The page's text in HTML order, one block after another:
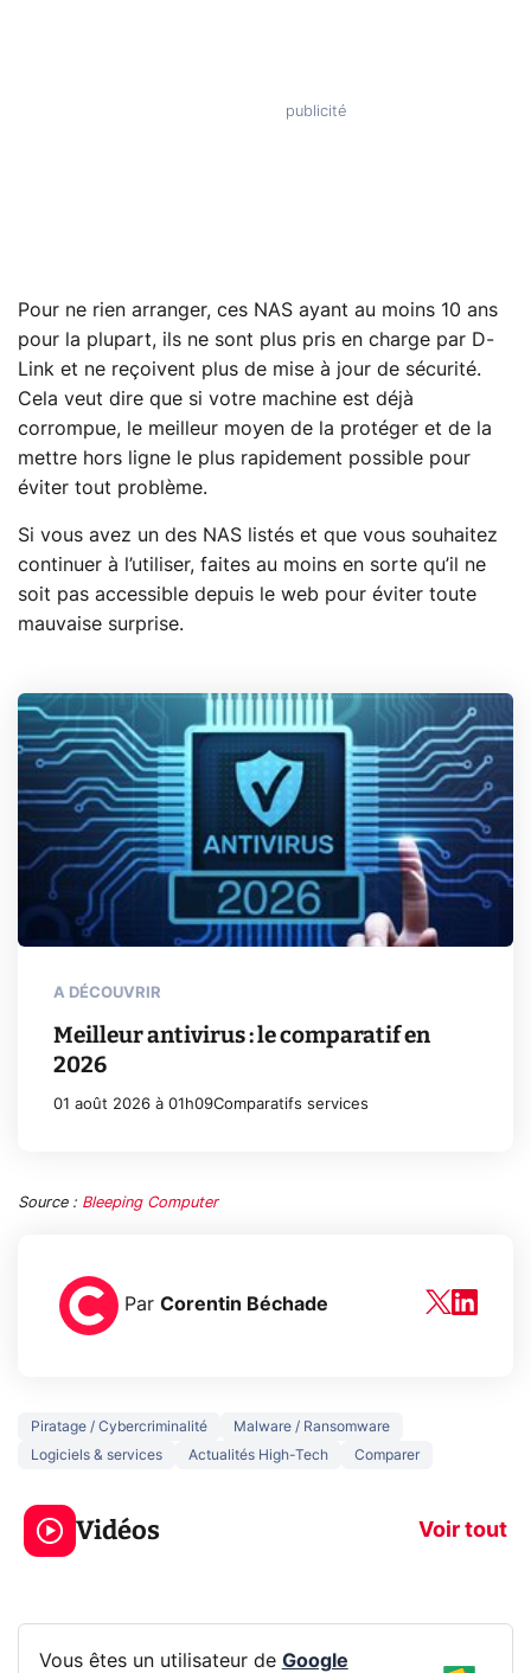
Pour ne rien arranger, ces NAS ayant au moins 10 ans
pour la plupart, ils ne sont plus pris en charge par D-
Link et ne reçoivent plus de mise à jour de sécurité.
Cela veut dire que si votre machine est déjà
corrompue, le meilleur moyen de la protéger et de la
mettre hors ligne le plus rapidement possible pour
éviter tout problème.
Si vous avez un des NAS listés et que vous souhaitez
continuer à l’utiliser, faites au moins en sorte qu’il ne
soit pas accessible depuis le web pour éviter toute
mauvaise surprise.
A DÉCOUVRIR
Meilleur antivirus : le comparatif en
2026
01 août 2026 à 01h09Comparatifs services
Source : Bleeping Computer
Par Corentin Béchade
Piratage / Cybercriminalité
Malware / Ransomware
Logiciels & services
Actualités High-Tech Comparer
Vidéos Voir tout
3 écrans en 1 pour
319€ ? Voici L'AOC
CQ32G4ZA !
5
prochaine
Vous êtes un utilisateur de Google